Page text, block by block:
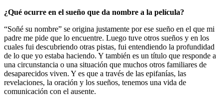
¿Qué ocurre en el sueño que da nombre a la película?
“Soñé su nombre” se origina justamente por ese sueño en el que mi
padre me pide que lo encuentre. Luego tuve otros sueños y en los
cuales fui descubriendo otras pistas, fui entendiendo la profundidad
de lo que yo estaba haciendo. Y también es un título que responde a
una circunstancia o una situación que muchos otros familiares de
desaparecidos viven. Y es que a través de las epifanías, las
revelaciones, la oración y los sueños, tenemos una vida de
comunicación con el ausente.